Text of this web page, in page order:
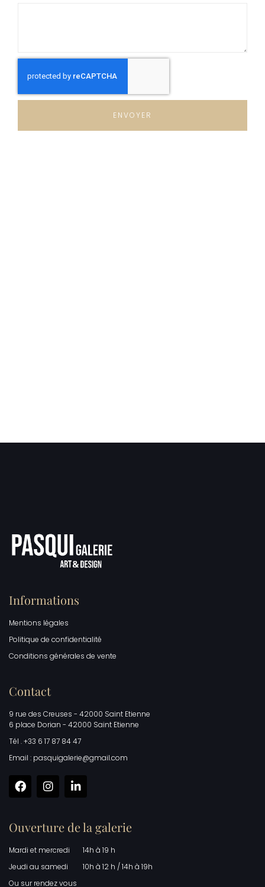
ENVOYER
Informations
Mentions légales
Politique de confidentialité
Conditions générales de vente
Contact
9 rue des Creuses - 42000 Saint Etienne
6 place Dorian - 42000 Saint Etienne
Tél . +33 6 17 87 84 47
Email : pasquigalerie@gmail.com
Ouverture de la galerie
Mardi et mercredi
Jeudi au samedi
Ou sur rendez vous
14h à 19 h
10h à 12 h / 14h à 19h